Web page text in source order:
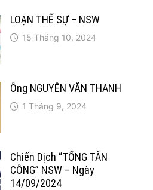
LOẠN THẾ SỰ – NSW
15 Tháng 10, 2024
Ông NGUYỄN VĂN THANH
1 Tháng 9, 2024
Chiến Dịch “TỔNG TẤN
CÔNG” NSW – Ngày
14/09/2024